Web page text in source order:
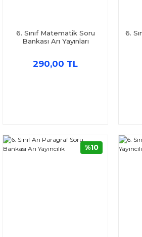
6. Sınıf Matematik Soru
Bankası Arı Yayınları
290,00 TL
6.
%10